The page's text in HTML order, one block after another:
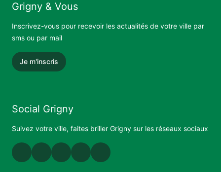
Grigny & Vous
Inscrivez-vous pour recevoir les actualités de votre ville par
sms ou par mail
Je m'inscris
Social Grigny
Suivez votre ville, faites briller Grigny sur les réseaux sociaux